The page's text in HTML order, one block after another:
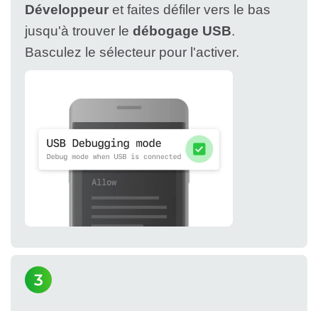
Développeur et faites défiler vers le bas
jusqu'à trouver le débogage USB.
Basculez le sélecteur pour l'activer.
3